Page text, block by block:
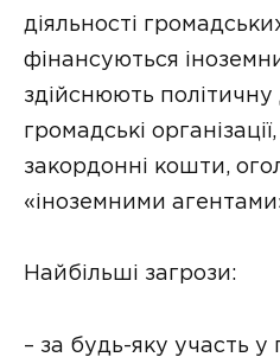
діяльності
фінансуються
здійснюють політичну
громадські
закордонні кошти,
«іноземними
Найбільші загрози:
– за будь-яку участь у